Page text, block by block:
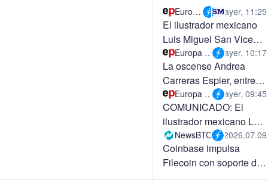
Europa Press ayer, 11:25
El ilustrador mexicano
Luis Miguel San Vicente
Oliveros gana el 17º
Catálogo Iberoamérica
Ilustra
Europa Press ayer, 10:17
La oscense Andrea
Carreras Espier, entre
las seleccionadas para
el 17º Catálogo
Iberoamérica Ilustra
Europa Press ayer, 09:45
COMUNICADO: El
ilustrador mexicano Luis
Miguel San Vicente
Oliveros gana el 17.º
Catálogo Iberoamérica
Ilustra
NewsBTC 2026.07.09
Coinbase impulsa
Filecoin con soporte de
margen para FIL